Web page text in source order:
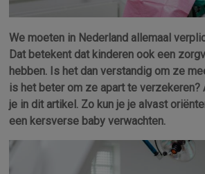
We moeten in Nederland allemaal
Dat betekent dat kinderen ook een
hebben. Is het dan verstandig om ze
is het beter om ze apart te
je in dit artikel. Zo kun je je alvast
een kersverse baby verwachten.